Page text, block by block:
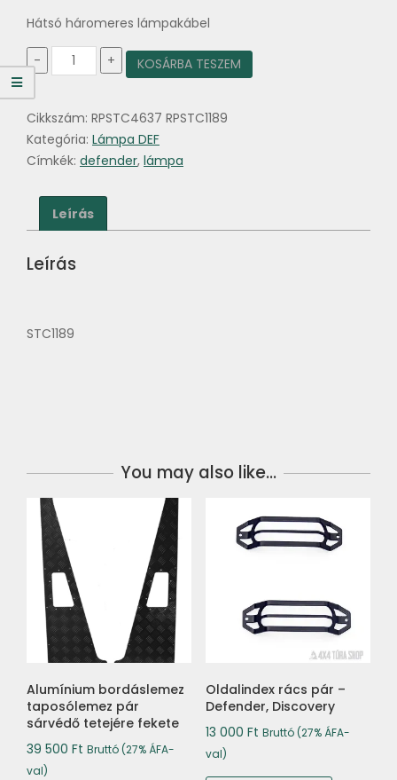
Hátsó háromeres lámpakábel
-
Lámpa
csatlakozó
Defender
mennyiség
+ KOSÁRBA TESZEM
Cikkszám: RPSTC4637 RPSTC1189
Kategória: Lámpa DEF
Címkék: defender, lámpa
Leírás
Leírás
STC1189
You may also like…
Alumínium bordáslemez
taposólemez pár
sárvédő tetejére fekete
39 500 Ft Bruttó (27% ÁFA-
val)
Oldalindex rács pár –
Defender, Discovery
13 000 Ft Bruttó (27% ÁFA-
val)